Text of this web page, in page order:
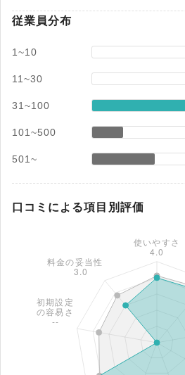
きます。「多機能すぎて使い
能。システムに不慣れな担当
他社システムからの「乗り換
に強い 既存システムからの
ステムからの乗り換え実績が
ステムは機能が足りない」「
る」「コストを見直したい」
企業に対し、専任スタッフが
移行を実現します。 ※出典：スタッフナビゲータ
従業員分布
1~10
11~30
31~100
101~500
501~
口コミによる項目別評価